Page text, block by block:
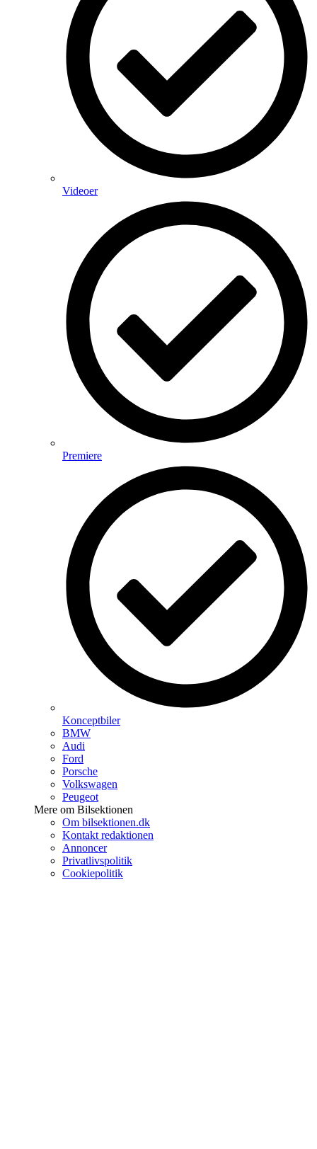
Videoer
Premiere
Konceptbiler
BMW
Audi
Ford
Porsche
Volkswagen
Peugeot
Mere om Bilsektionen
Om bilsektionen.dk
Kontakt redaktionen
Annoncer
Privatlivspolitik
Cookiepolitik